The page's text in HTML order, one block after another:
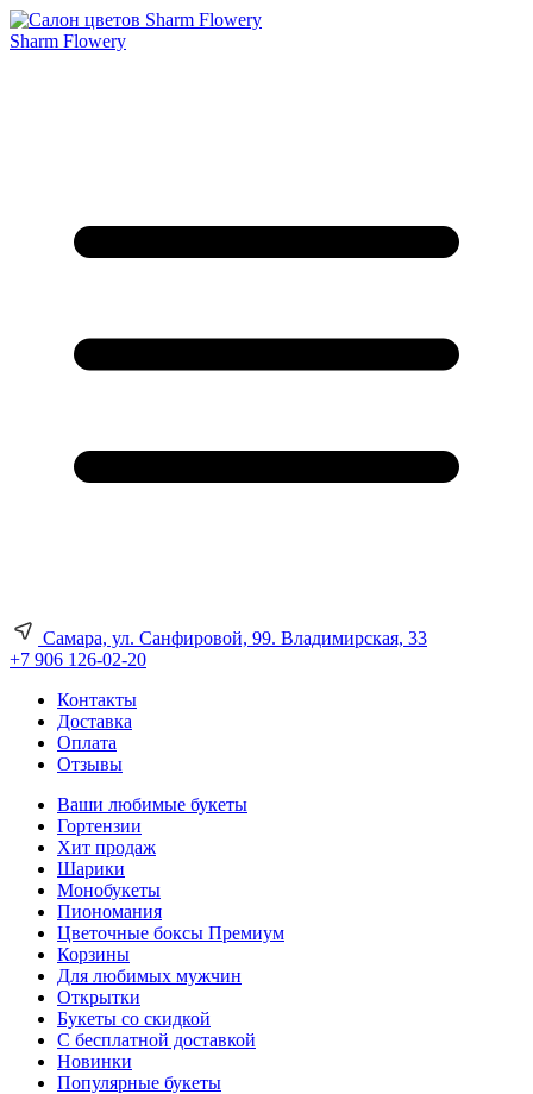
Sharm Flowery
Самара, ул. Санфировой, 99. Владимирская, 33
+7 906 126-02-20
Контакты
Доставка
Оплата
Отзывы
Ваши любимые букеты
Гортензии
Хит продаж
Шарики
Монобукеты
Пиономания
Цветочные боксы Премиум
Корзины
Для любимых мужчин
Открытки
Букеты со скидкой
С бесплатной доставкой
Новинки
Популярные букеты